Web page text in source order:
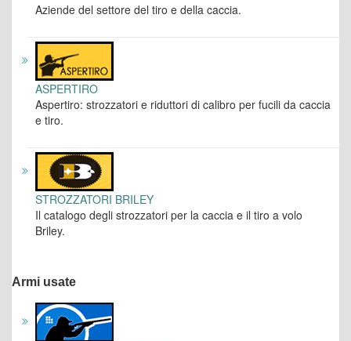
Aziende del settore del tiro e della caccia.
ASPERTIRO
Aspertiro: strozzatori e riduttori di calibro per fucili da caccia
e tiro.
STROZZATORI BRILEY
Il catalogo degli strozzatori per la caccia e il tiro a volo
Briley.
Armi usate